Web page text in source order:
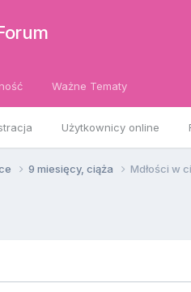
Użytkownicy online
Ważne Tematy
9 miesięcy, ciąża Mdłości w